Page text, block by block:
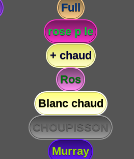
Full
rose p le
+ chaud
Ros
Blanc chaud
CHOUPISSON
Murray